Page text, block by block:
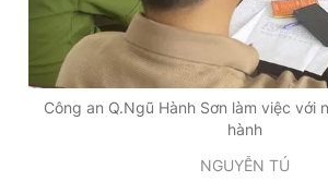
Tổng biên tập: Nguyễn Ngọc Toàn
Phó tổng biên tập thường trực: Hải Thành
Phó tổng biên tập: Lâm Hiếu Dũng
Phó tổng biên tập: Trần Việt Hưng
Tổng thư ký tòa soạn: Đức Trung
Giấy phép xuất bản số 110/GP - BTTTT cấp
© 2003-2026 Bản quyền thuộc về Báo
chép dưới mọi hình thức nếu không có sự
Công an Q.Ngũ Hành Sơn làm việc với
hành
NGUYỄN TÚ